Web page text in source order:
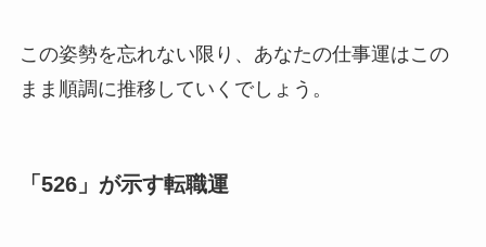
この姿勢を忘れない限り、あなたの仕事運はこの
まま順調に推移していくでしょう。
「526」が示す転職運